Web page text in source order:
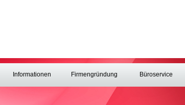
Informationen Firmengründung Büroservice